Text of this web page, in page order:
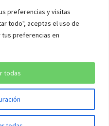
preferencias y visitas
todo", aceptas el uso de
preferencias en
todas
. Funciona conWordPressy